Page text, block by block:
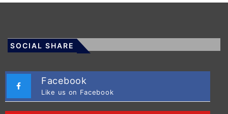
SOCIAL SHARE
Facebook
Like us on Facebook